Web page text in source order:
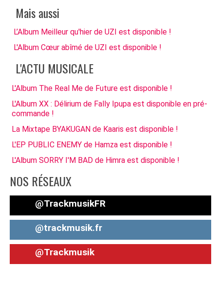
Mais aussi
L’Album Meilleur qu'hier de UZI est disponible !
L'Album Cœur abîmé de UZI est disponible !
L'ACTU MUSICALE
L'Album The Real Me de Future est disponible !
L'Album XX : Délirium de Fally Ipupa est disponible en pré-
commande !
La Mixtape BYAKUGAN de Kaaris est disponible !
L'EP PUBLIC ENEMY de Hamza est disponible !
L'Album SORRY I'M BAD de Himra est disponible !
NOS RÉSEAUX
@TrackmusikFR
@trackmusik.fr
@Trackmusik